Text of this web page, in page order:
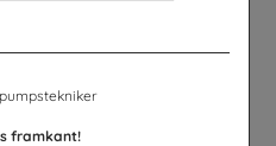
framkant!